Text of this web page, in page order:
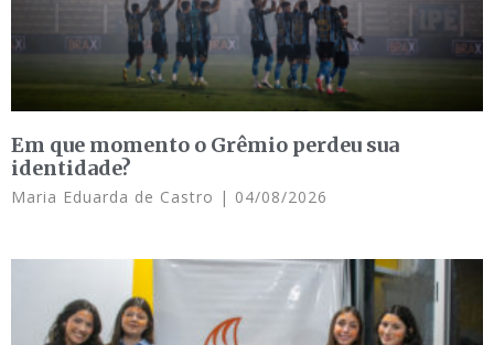
Em que momento o Grêmio perdeu sua
identidade?
Maria Eduarda de Castro 04/08/2026